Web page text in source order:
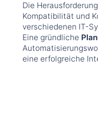
Die
Kompatibilität und
verschiedenen IT-
Eine gründliche
eine erfolgreiche